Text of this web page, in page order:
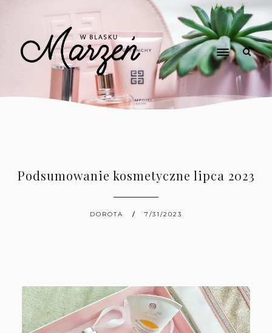
Podsumowanie kosmetyczne lipca 2023
DOROTA 7/31/2023